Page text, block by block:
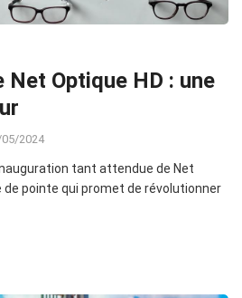
Net Optique HD : une
2024
tant attendue de Net
de pointe qui promet de révolutionner